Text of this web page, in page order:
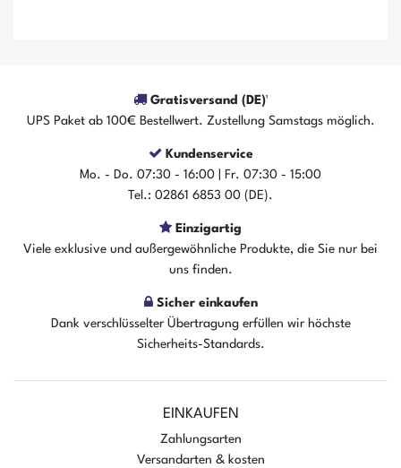
Der Artikel ist sofort verfügbar
In den Warenkorb
Gratisversand (DE)¹
UPS Paket ab 100€ Bestellwert. Zustellung Samstags möglich.
Kundenservice
Mo. - Do. 07:30 - 16:00 | Fr. 07:30 - 15:00
Tel.: 02861 6853 00 (DE).
Einzigartig
Viele exklusive und außergewöhnliche Produkte, die Sie nur bei
uns finden.
Sicher einkaufen
Dank verschlüsselter Übertragung erfüllen wir höchste
Sicherheits-Standards.
EINKAUFEN
Zahlungsarten
Versandarten & kosten